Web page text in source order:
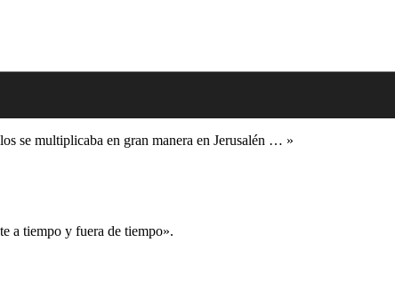
se multiplicaba en gran manera en Jerusalén … »
a tiempo y fuera de tiempo».